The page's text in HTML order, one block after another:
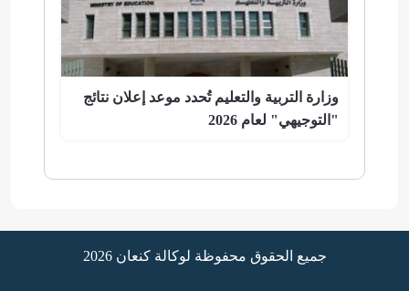
وزارة التربية والتعليم تُحدد موعد إعلان نتائج
"التوجيهي" لعام 2026
جميع الحقوق محفوظة لوكالة كنعان 2026